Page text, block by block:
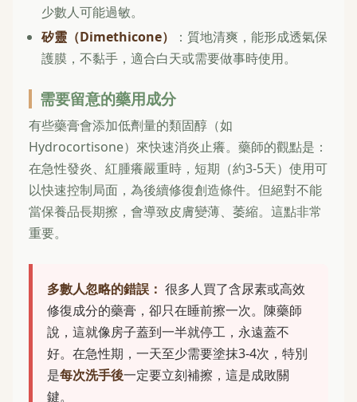
少數人可能過敏。
矽靈（Dimethicone）
：質地清爽，能形成透氣保
護膜，不黏手，適合白天或需要做事時使用。
需要留意的藥用成分
有些藥膏會添加低劑量的類固醇（如
Hydrocortisone）來快速消炎止癢。藥師的觀點是：
在急性發炎、紅腫癢嚴重時，短期（約3-5天）使用可
以快速控制局面，為後續修復創造條件。但絕對不能
當保養品長期擦，會導致皮膚變薄、萎縮。這點非常
重要。
多數人忽略的錯誤： 很多人買了含尿素或高效
修復成分的藥膏，卻只在睡前擦一次。陳藥師
說，這就像房子蓋到一半就停工，永遠蓋不
好。在急性期，一天至少需要塗抹3-4次，特別
是每次洗手後一定要立刻補擦，這是成敗關
鍵。